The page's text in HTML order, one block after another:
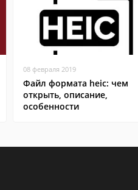
08 февраля 2019
Файл формата heic: чем
открыть, описание,
особенности